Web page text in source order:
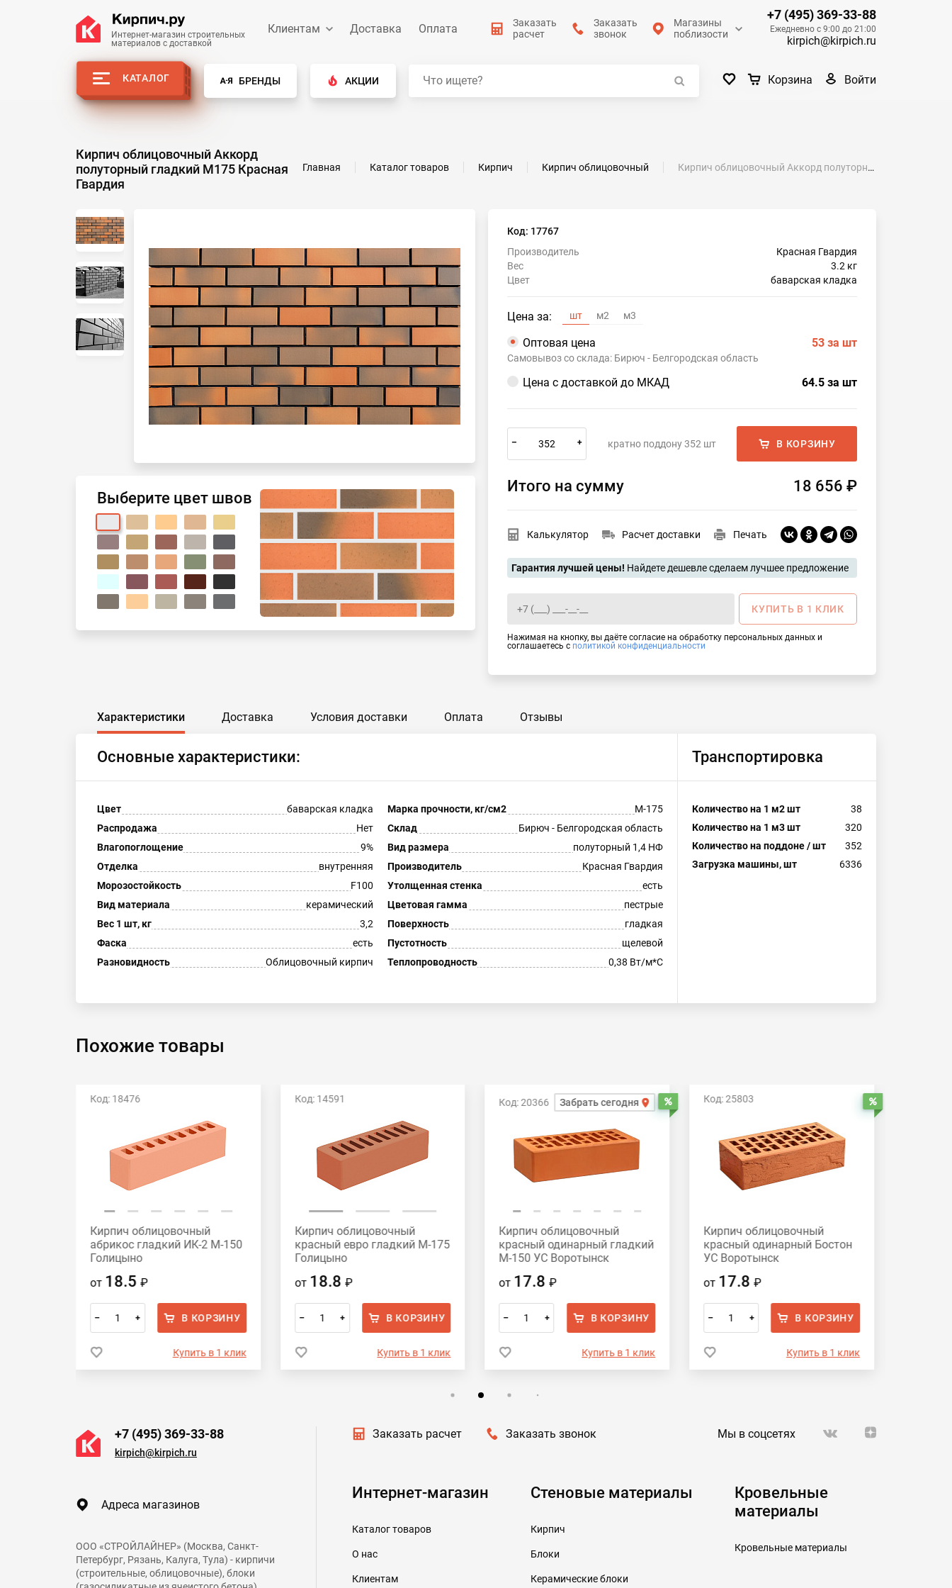
Интернет-магазин строительных
материалов с доставкой
Клиентам Доставка Оплата
Заказать
расчет
Заказать
звонок
Магазины
поблизости
+7 (495) 369-33-88
Ежедневно с 9:00 до 21:00
kirpich@kirpich.ru
КАТАЛОГ БРЕНДЫ АКЦИИ Корзина Войти
Кирпич облицовочный Аккорд
полуторный гладкий М175 Красная
Гвардия
Главная Каталог товаров Кирпич Кирпич облицовочный Кирпич облицовочный Аккорд полуторный гладкий М175 Красная Гвардия
Выберите цвет швов
Код: 17767
Производитель
Красная Гвардия
Вес
3.2 кг
Цвет
баварская кладка
Цена за: шт м2 м3
Оптовая цена 53 за шт
Самовывоз со склада: Бирюч - Белгородская область
Цена с доставкой до МКАД 64.5 за шт
– + кратно поддону 352 шт В КОРЗИНУ
Итого на сумму 18 656 ₽
Калькулятор Расчет доставки Печать
Гарантия лучшей цены! Найдете дешевле сделаем лучшее предложение
КУПИТЬ В 1 КЛИК
Нажимая на кнопку, вы даёте согласие на обработку персональных данных и
соглашаетесь с политикой конфиденциальности
Характеристики Доставка Условия доставки Оплата Отзывы
Основные характеристики:
Цвет баварская кладка Марка прочности, кг/см2
М-175
Распродажа
Нет Склад
Бирюч - Белгородская область
Влагопоглощение
9% Вид размера
полуторный 1,4 НФ
Отделка
внутренняя Производитель
Красная Гвардия
Морозостойкость
F100 Утолщенная стенка
есть
Вид материала
керамический Цветовая гамма
пестрые
Вес 1 шт, кг
3,2 Поверхность
гладкая
Фаска
есть Пустотность
щелевой
Разновидность
Облицовочный кирпич Теплопроводность 0,38 Вт/м*С
Транспортировка
Количество на 1 м2 шт
38
Количество на 1 м3 шт
320
Количество на поддоне / шт
352
Загрузка машины, шт
6336
Похожие товары
Код: 18476
Кирпич облицовочный
абрикос гладкий ИК-2 М-150
Голицыно
от 18.5 ₽
– + В КОРЗИНУ
Купить в 1 клик
Код: 14591
Кирпич облицовочный
красный евро гладкий М-175
Голицыно
от 18.8 ₽
– + В КОРЗИНУ
Купить в 1 клик
Код: 20366 Забрать сегодня Распродажа
Кирпич облицовочный
красный одинарный гладкий
М-150 УС Воротынск
от 17.8₽
– + В КОРЗИНУ
Купить в 1 клик
Код: 25803
Кирпич облицовочный
красный одинарный Бостон
УС Воротынск
от 17.8₽
– + В КОРЗИНУ
Купить в 1 клик
+7 (495) 369-33-88
kirpich@kirpich.ru
Адреса магазинов
ООО «СТРОЙЛАЙНЕР» (Москва, Санкт-
Петербург, Рязань, Калуга, Тула) - кирпичи
(строительные, облицовочные), блоки
Заказать расчет Заказать звонок Мы в соцсетях
Интернет-магазин
Каталог товаров
О нас
Клиентам
Стеновые материалы
Кирпич
Блоки
Керамические блоки
Кровельные
материалы
Кровельные материалы